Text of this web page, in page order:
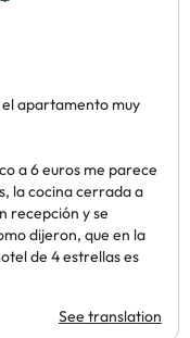
apartamento muy
a 6 euros me parece
la cocina cerrada a
recepción y se
dijeron, que en la
de 4 estrellas es
See translation